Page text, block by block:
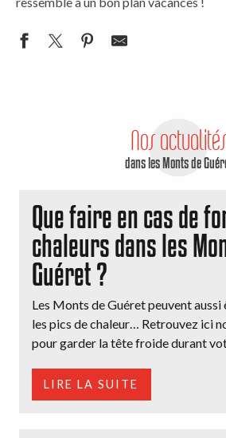
Nos actualités
dans les Monts de
Que faire en cas de
chaleurs dans les
Guéret ?
Les Monts de Guéret peuvent
les pics de chaleur… Retrouvez ici
pour garder la tête froide durant
LIRE LA SUITE